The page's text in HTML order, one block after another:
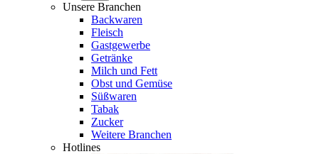
Unsere Branchen
Backwaren
Fleisch
Gastgewerbe
Getränke
Milch und Fett
Obst und Gemüse
Süßwaren
Tabak
Zucker
Weitere Branchen
Hotlines